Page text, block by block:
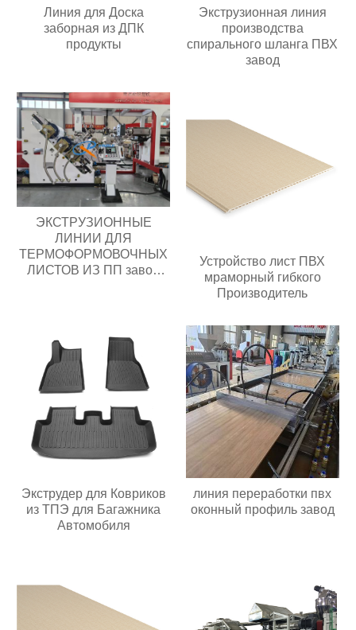
Линия для Доска
заборная из ДПК
продукты
Экструзионная линия
производства
спирального шланга ПВХ
завод
ЭКСТРУЗИОННЫЕ
ЛИНИИ ДЛЯ
ТЕРМОФОРМОВОЧНЫХ
ЛИСТОВ ИЗ ПП завод
Устройство лист ПВХ
мраморный гибкого
Производитель
Экструдер для Ковриков
из ТПЭ для Багажника
Автомобиля
линия переработки пвх
оконный профиль завод